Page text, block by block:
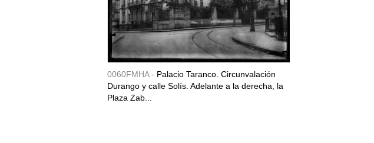
0060FMHA - Palacio Taranco. Circunvalación
Durango y calle Solís. Adelante a la derecha, la
Plaza Zab...